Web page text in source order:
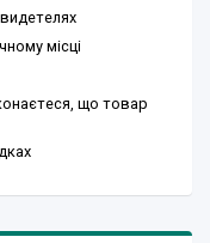
місці
що товар